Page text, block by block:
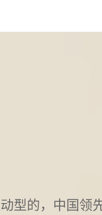
型的，中国领